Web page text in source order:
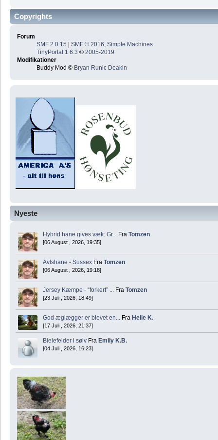
Nyeste
Hybrid hane gives væk: Gr... Fra Tomzen
[06 August , 2026, 19:35]
Avlshane - Sussex Fra Tomzen
[06 August , 2026, 19:18]
Jersey Kæmpe - “forkert” ... Fra Tomzen
[23 Juli , 2026, 18:49]
God æglægger er blevet en... Fra Helle K.
[17 Juli , 2026, 21:37]
Bielefelder i sølv Fra Emily K.B.
[04 Juli , 2026, 16:23]
Copyrights
Forum
SMF 2.0.15
SMF © 2016, Simple Machines
TinyPortal 1.6.3 © 2005-2019
Modifikationer
Buddy Mod © Bryan Runic Deakin